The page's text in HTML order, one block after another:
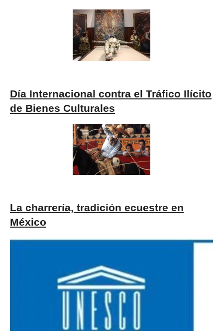
Día Internacional contra el Tráfico Ilícito
de Bienes Culturales
La charrería, tradición ecuestre en
México